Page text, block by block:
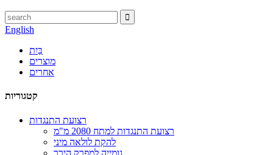
English
בַּיִת
מוצרים
אחרים
קטגוריות
רצועת התנגדות
רצועת התנגדות למתח 2080 מ"מ
להקת לולאה מיני
גומייה למפרק הירך